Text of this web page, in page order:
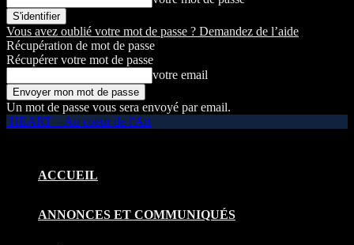
Vous avez oublié votre mot de passe ? Demandez de l’aide
Récupération de mot de passe
Récupérer votre mot de passe
votre email
Un mot de passe vous sera envoyé par email.
HEART – Au coeur de l'Art
ACCUEIL
ANNONCES ET COMMUNIQUÉS